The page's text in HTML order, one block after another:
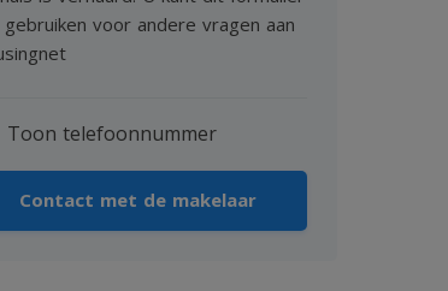
voor andere vragen aan
Toon telefoonnummer
Contact met de makelaar